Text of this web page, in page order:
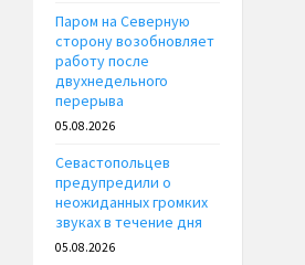
Паром на Северную
сторону возобновляет
работу после
двухнедельного
перерыва
05.08.2026
Севастопольцев
предупредили о
неожиданных громких
звуках в течение дня
05.08.2026